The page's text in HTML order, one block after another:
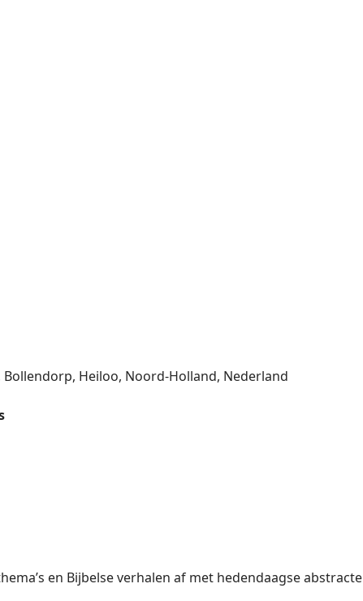
Heiloo, Noord-Holland, Nederland
en Bijbelse verhalen af met hedendaagse abstracte